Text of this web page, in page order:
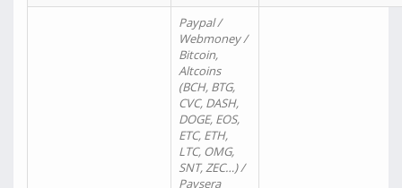
Paypal /
Webmoney /
Bitcoin,
Altcoins
(BCH, BTG,
CVC, DASH,
DOGE, EOS,
ETC, ETH,
LTC, OMG,
SNT, ZEC…) /
Paysera